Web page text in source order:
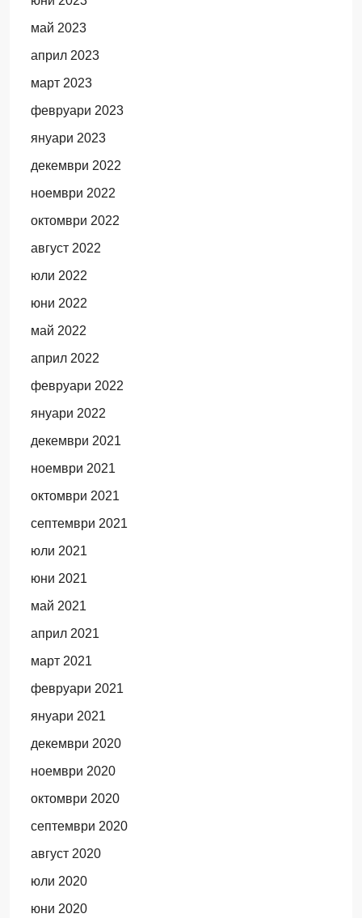
май 2023
април 2023
март 2023
февруари 2023
януари 2023
декември 2022
ноември 2022
октомври 2022
август 2022
юли 2022
юни 2022
май 2022
април 2022
февруари 2022
януари 2022
декември 2021
ноември 2021
октомври 2021
септември 2021
юли 2021
юни 2021
май 2021
април 2021
март 2021
февруари 2021
януари 2021
декември 2020
ноември 2020
октомври 2020
септември 2020
август 2020
юли 2020
юни 2020